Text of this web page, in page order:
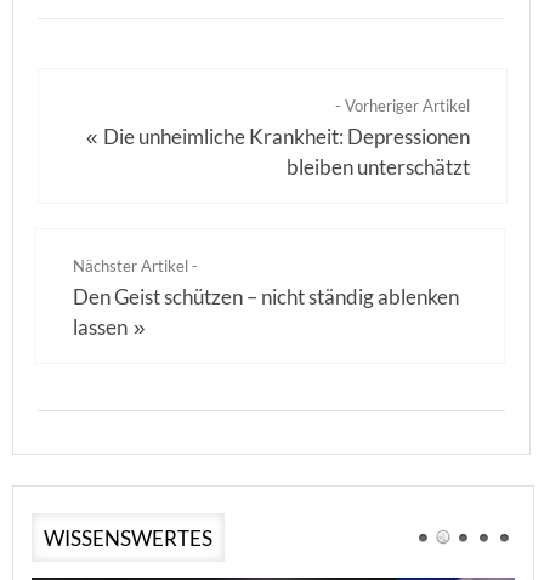
- Vorheriger Artikel
« Die unheimliche Krankheit: Depressionen
bleiben unterschätzt
Nächster Artikel -
Den Geist schützen – nicht ständig ablenken
lassen »
WISSENSWERTES